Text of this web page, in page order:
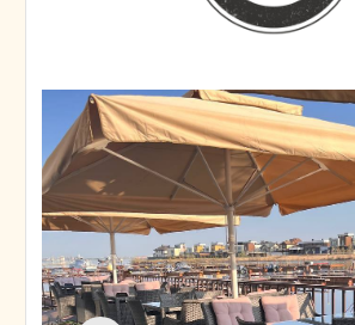
«Сыроварня» — семейный ресторан
с открытой террасой, расположенный
на втором этаже в центре города.
Здесь вас ждёт не тольковкусная
но икрасивый вид на озеро,
создающий атмосферу уюта
и спокойствия.
ул. Держинского, 14а